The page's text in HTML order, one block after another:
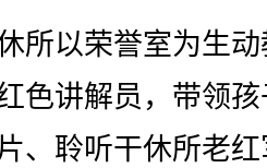
以荣誉室为生动
色讲解员，带领
、聆听干休所老